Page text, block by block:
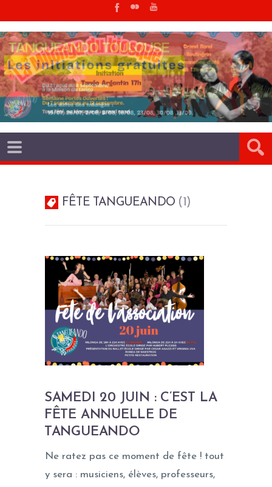
FÊTE TANGUEANDO 1
SAMEDI 20 JUIN : C’EST LA
FÊTE ANNUELLE DE
TANGUEANDO
Ne ratez pas ce moment de fête ! tout
y sera : musiciens, élèves, professeurs,